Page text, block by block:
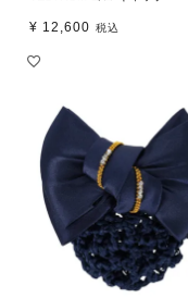
¥ 12,600 税込